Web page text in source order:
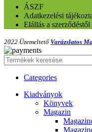
ÁSZF
Adatkezelési
Elállás a szerződéstől
2022 Üzemeltető Varázslatos
Categories
Kiadványok
Könyvek
Magazin